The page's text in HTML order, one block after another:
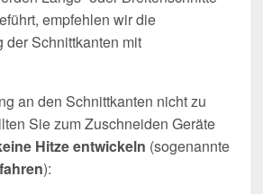
empfehlen wir die
der Schnittkanten mit
an den Schnittkanten nicht zu
Sie zum Zuschneiden Geräte
Hitze entwickeln (sogenannte
):